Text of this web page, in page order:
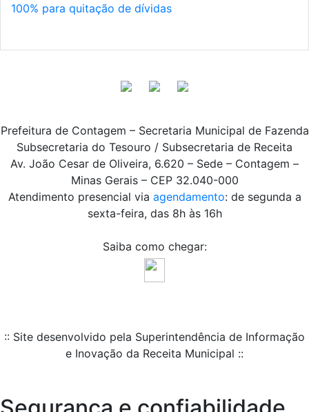
100% para quitação de dívidas
Prefeitura de Contagem – Secretaria Municipal de Fazenda
Subsecretaria do Tesouro / Subsecretaria de Receita
Av. João Cesar de Oliveira, 6.620 – Sede – Contagem –
Minas Gerais – CEP 32.040-000
Atendimento presencial via agendamento: de segunda a
sexta-feira, das 8h às 16h
Saiba como chegar:
:: Site desenvolvido pela Superintendência de Informação
e Inovação da Receita Municipal ::